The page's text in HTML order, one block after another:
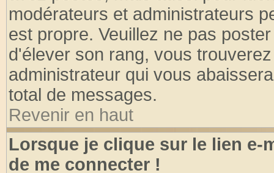
modérateurs et administrateurs
est propre. Veuillez ne pas
d'élever son rang, vous
administrateur qui vous
total de messages.
Revenir en haut
Lorsque je clique sur le lien e-
de me connecter !